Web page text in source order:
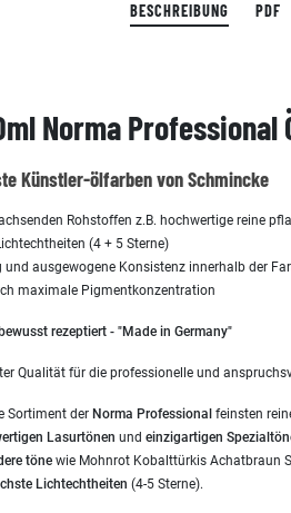
BESCHREIBUNG PDF
Norma Professional
Künstler-ölfarben von Schmincke
Rohstoffen z.B. hochwertige reine
(4 + 5 Sterne)
und ausgewogene Konsistenz innerhalb der
maximale Pigmentkonzentration
rezeptiert - "Made in Germany"
Qualität für die professionelle und
Sortiment der Norma Professional feinsten
Lasurtönen und einzigartigen
töne wie Mohnrot Kobalttürkis Achatbraun
Lichtechtheiten (4-5 Sterne).